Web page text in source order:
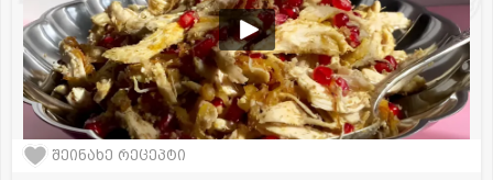
შეინახე რეცეპტი